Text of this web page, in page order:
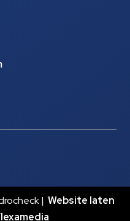
| Website laten